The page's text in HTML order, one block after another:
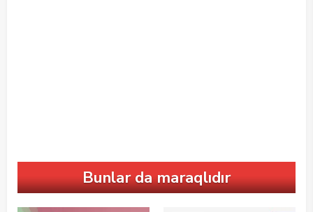
Bunlar da maraqlıdır